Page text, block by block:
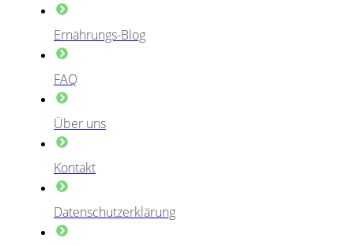
Ernährungs-Blog
FAQ
Über uns
Kontakt
Datenschutzerklärung